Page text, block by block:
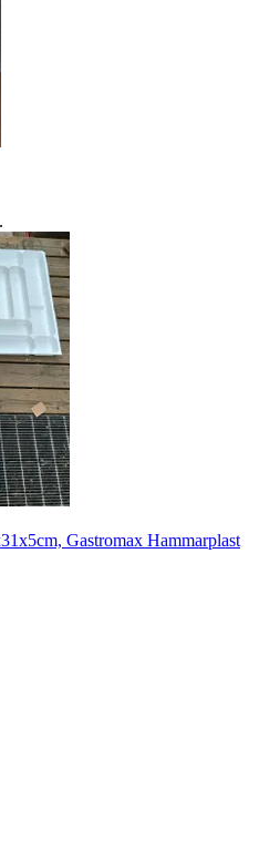
.
Gastromax Hammarplast